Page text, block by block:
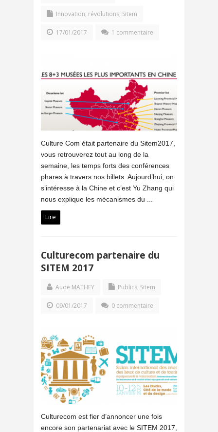
Innovation, révolutions, Sitem
17/01/2017 1 commentaire
Culture Com était partenaire du Sitem2017,
vous retrouverez tout au long de la
semaine, les temps forts des conférences
phares à travers nos billets. Aujourd’hui, on
s’intéresse à la Chine et c’est Yu Zhang qui
nous explique les mécanismes du ...
Lire
Culturecom partenaire du
SITEM 2017
Aude MATHEY Publics, Sitem
09/01/2017 0 commentaire
Culturecom est fier d’annoncer une fois
encore son partenariat avec le SITEM 2017,